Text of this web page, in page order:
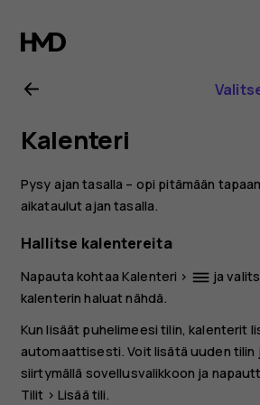
Nokia
8.1
käyttöopas
Kalenteri
Pysy ajan tasalla – opi pitämään
aikataulut ajan tasalla.
Hallitse kalentereita
Napauta kohtaaKalenteri > dehaze ja
kalenterin haluat nähdä.
Kun lisäät puhelimeesi tilin, kalenterit
automaattisesti. Voit lisätä uuden tilin
siirtymällä sovellusvalikkoon ja
Tilit >Lisää tili.